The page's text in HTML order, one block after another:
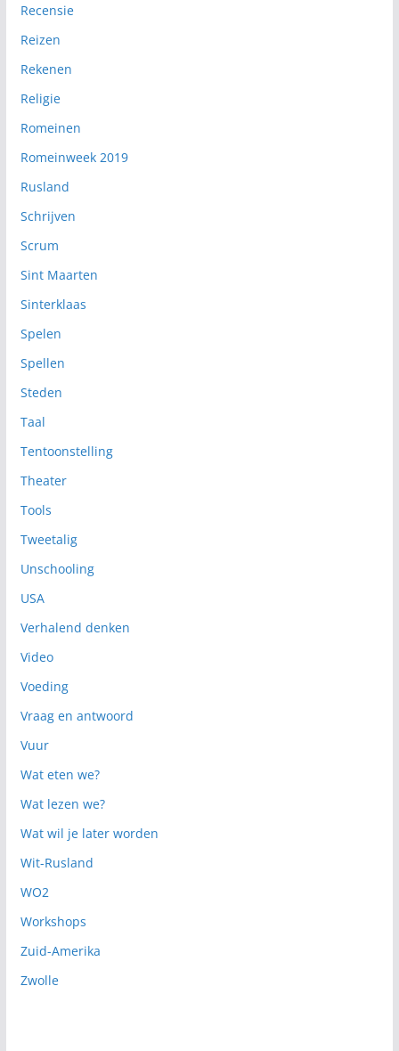
Recensie
Reizen
Rekenen
Religie
Romeinen
Romeinweek 2019
Rusland
Schrijven
Scrum
Sint Maarten
Sinterklaas
Spelen
Spellen
Steden
Taal
Tentoonstelling
Theater
Tools
Tweetalig
Unschooling
USA
Verhalend denken
Video
Voeding
Vraag en antwoord
Vuur
Wat eten we?
Wat lezen we?
Wat wil je later worden
Wit-Rusland
WO2
Workshops
Zuid-Amerika
Zwolle